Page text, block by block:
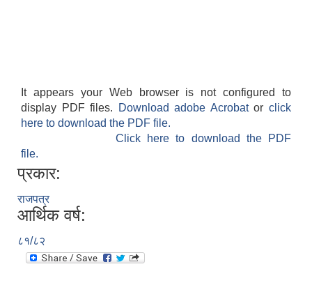
It appears your Web browser is not configured to
display PDF files.
Download adobe Acrobatorclick
here to download the PDF file.
Click here to download the PDF
file.
प्रकार:
राजपत्र
आर्थिक वर्ष:
८१/८२